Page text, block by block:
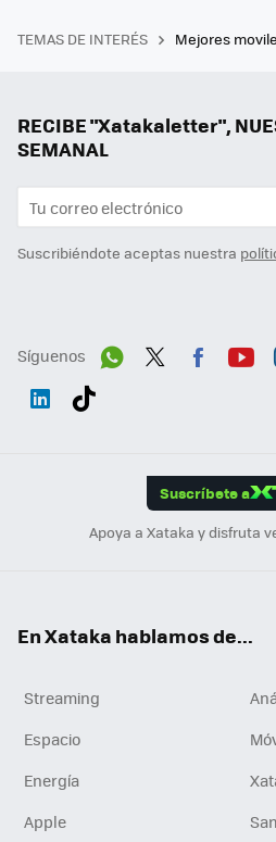
TEMAS DE INTERÉS Mejores
RECIBE "Xatakaletter",
SEMANAL
Suscribiéndote aceptas nuestra
Síguenos
Suscríbete a
Apoya a Xataka y disfruta
En Xataka hablamos de...
Streaming
Espacio
Energía
Apple